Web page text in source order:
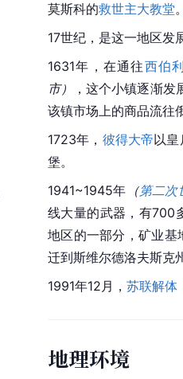
莫斯科的救世主大教堂
17世纪，是这一地区发
1631年，在通往西伯
市）
，这个小镇逐渐
该镇市场上的商品流往
1723年， 彼得大帝以皇
堡。
1941~1945年 （第二次
线大量的武器，有700
地区的一部分，矿业基
迁到斯维尔德洛夫斯克
1991年12月， 苏联解体
地理环境